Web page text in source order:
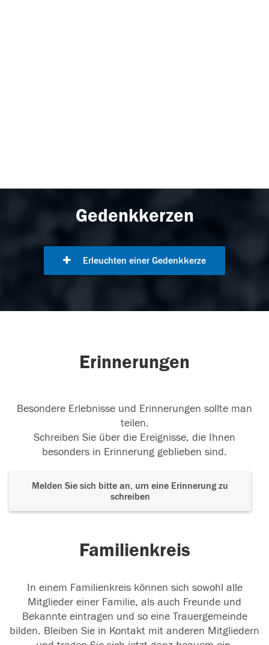
Gedenkkerzen
Erleuchten einer Gedenkkerze
Erinnerungen
Besondere Erlebnisse und Erinnerungen sollte man
teilen.
Schreiben Sie über die Ereignisse, die Ihnen
besonders in Erinnerung geblieben sind.
Melden Sie sich bitte an, um eine Erinnerung zu
schreiben
Familienkreis
In einem Familienkreis können sich sowohl alle
Mitglieder einer Familie, als auch Freunde und
Bekannte eintragen und so eine Trauergemeinde
bilden. Bleiben Sie in Kontakt mit anderen Mitgliedern